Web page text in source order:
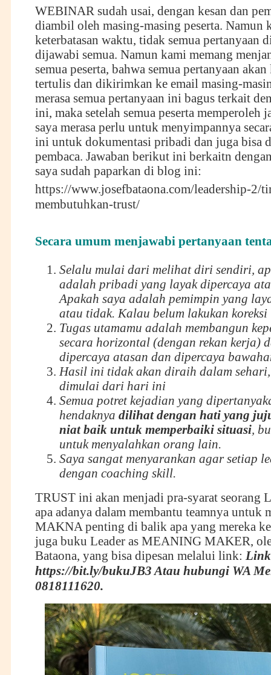
WEBINAR sudah usai, dengan kesan dan
diambil oleh masing-masing peserta. Namun
keterbatasan waktu, tidak semua pertanyaan
dijawabi semua. Namun kami memang
semua peserta, bahwa semua pertanyaan
tertulis dan dikirimkan ke email masing-
merasa semua pertanyaan ini bagus terkait
ini, maka setelah semua peserta memperoleh
saya merasa perlu untuk menyimpannya
ini untuk dokumentasi pribadi dan juga bisa
pembaca. Jawaban berikut ini berkaitn
saya sudah paparkan di blog ini:
https://www.josefbataona.com/leadership-2/
membutuhkan-trust/
Secara umum menjawabi pertanyaan
Selalu mulai dari melihat diri sendiri,
adalah pribadi yang layak dipercaya
Apakah saya adalah pemimpin yang
atau tidak. Kalau belum lakukan koreksi
Tugas utamamu adalah membangun
secara horizontal (dengan rekan kerja)
dipercaya atasan dan dipercaya
Hasil ini tidak akan diraih dalam
dimulai dari hari ini
Semua potret kejadian yang
hendaknya dilihat dengan hati yang
niat baik untuk memperbaiki situasi,
untuk menyalahkan orang lain.
Saya sangat menyarankan agar setiap
dengan coaching skill.
TRUST ini akan menjadi pra-syarat seorang
apa adanya dalam membantu teamnya untuk
MAKNA penting di balik apa yang mereka
juga buku Leader as MEANING MAKER,
Bataona, yang bisa dipesan melalui link:
https://bit.ly/bukuJB3 Atau hubungi WA
0818111620.